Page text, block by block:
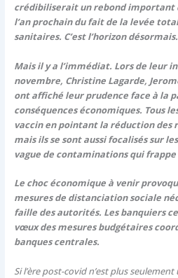
crédibiliserait un rebond important
l’an prochain du fait de la levée
sanitaires. C’est l’horizon désormais.
Mais il y a l’immédiat. Lors de leur
novembre, Christine Lagarde,
ont affiché leur prudence face à la
conséquences économiques. Tous
vaccin en pointant la réduction des
mais ils se sont aussi focalisés sur
vague de contaminations qui
Le choc économique à venir
mesures de distanciation sociale
faille des autorités. Les banquiers
vœux des mesures budgétaires
banques centrales.
Si l’ère post-covid n’est plus